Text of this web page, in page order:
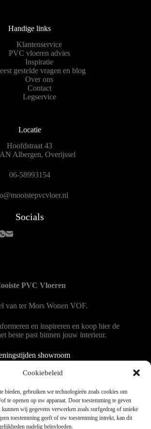
Cookiebeleid
bieden, gebruiken we technologieën zoals cookies om
te openen op uw apparaat. Door toestemming te geven
kunnen wij gegevens verwerken zoals surfgedrag of unieke
toestemming geeft of uw toestemming intrekt, kan dit
nadelig beïnvloeden.
Handige links
Klantenservice
PVC vloeren advies
Inspiratie
gestelde vragen en blog
Over ons
Contact
Legservice
Locatie
Hoofdstraat 43
Albergen, Overijssel
06-58993154
Socials
PVC Vloeren
van ter Mors Wonen VOF.
en inspireren en koop hier de
beste past binnen jouw interieur.
showroom
en met vrijdag 9:00 - 18:00
9:00 tot 15:00
thema door blocksy - Made by
Jim ter Mors